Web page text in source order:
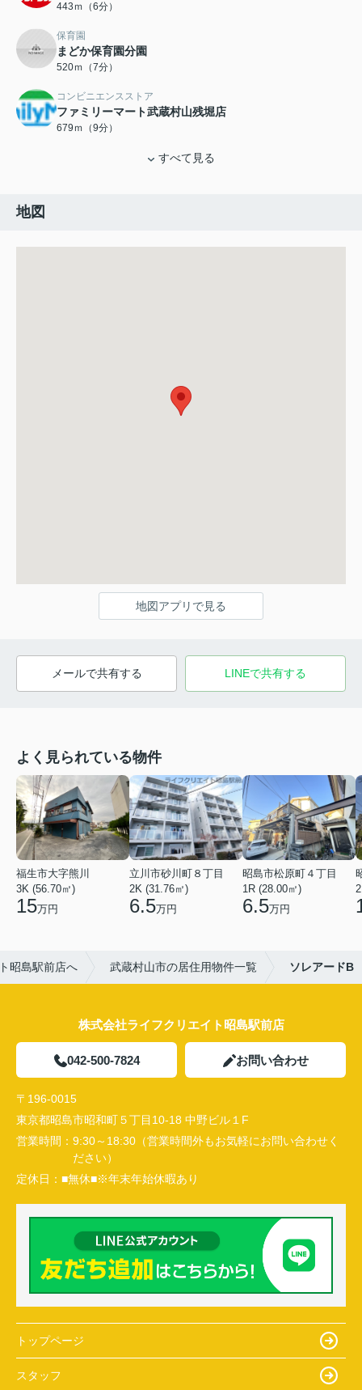
443ｍ（6分）
保育園
まどか保育園分園
520ｍ（7分）
コンビニエンスストア
ファミリーマート武蔵村山残堀店
679ｍ（9分）
すべて見る
地図
地図アプリで見る
メールで共有する LINEで共有する
よく見られている物件
福生市大字熊川
3K (56.70㎡)
15万円
立川市砂川町８丁目
2K (31.76㎡)
6.5万円
昭島市松原町４丁目
1R (28.00㎡)
6.5万円
昭島駅前店へ 武蔵村山市の居住用物件一覧 ソレアードB
株式会社ライフクリエイト昭島駅前店
042-500-7824 お問い合わせ
〒196-0015
東京都昭島市昭和町５丁目10-18 中野ビル１F
営業時間： 9:30～18:30（営業時間外もお気軽にお問い合わせく
ださい）
定休日： ■無休■※年末年始休暇あり
トップページ
スタッフ